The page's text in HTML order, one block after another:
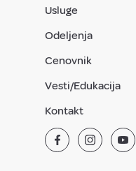
Usluge
Odeljenja
Cenovnik
Vesti/Edukacija
Kontakt